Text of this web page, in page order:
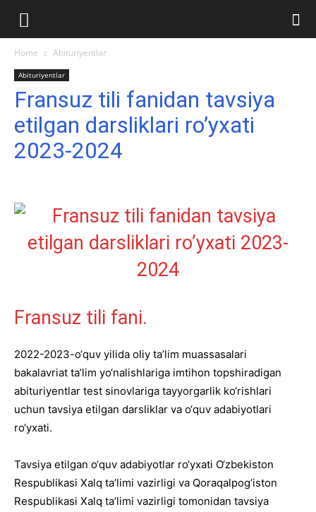
Home Abituriyentlar
Abituriyentlar
Fransuz tili fanidan tavsiya
etilgan darsliklari ro’yxati
2023-2024
Fransuz tili fani.
2022-2023-o‘quv yilida oliy taʼlim muassasalari
bakalavriat taʼlim yo‘nalishlariga imtihon topshiradigan
abituriyentlar test sinovlariga tayyorgarlik ko‘rishlari
uchun tavsiya etilgan darsliklar va o‘quv adabiyotlari
ro‘yxati.
Tavsiya etilgan o‘quv adabiyotlar ro‘yxati O‘zbekiston
Respublikasi Xalq ta’limi vazirligi va Qoraqalpog‘iston
Respublikasi Xalq ta’limi vazirligi tomonidan tavsiya